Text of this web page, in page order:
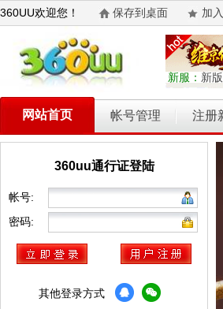
360UU欢迎您！ 保存到桌面 加
新服： 新
网站首页 帐号管理 注册
360uu通行证登陆
帐号:
密码:
其他登录方式